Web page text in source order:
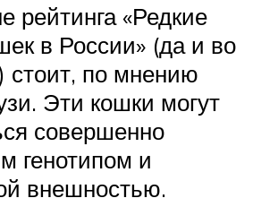
рейтинга «Редкие
в России» (да и во
стоит, по мнению
Эти кошки могут
совершенно
генотипом и
внешностью.